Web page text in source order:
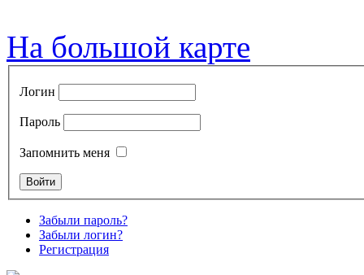
На большой карте
Логин
Пароль
Запомнить меня
Забыли пароль?
Забыли логин?
Регистрация